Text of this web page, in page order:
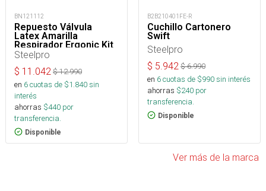
BN121112
Repuesto Válvula
Latex Amarilla
Respirador Ergonic Kit
25 Unidades
Steelpro
$ 11.042 $12.990
en 6cuotas de $1.840sin
interés
ahorras $440 por
transferencia.
Disponible
B2B210401FE-R
Cuchillo Cartonero
Swift
Steelpro
$ 5.942 $6.990
en 6cuotas de $990sin interés
ahorras $240 por
transferencia.
Disponible
Ver más de la marca